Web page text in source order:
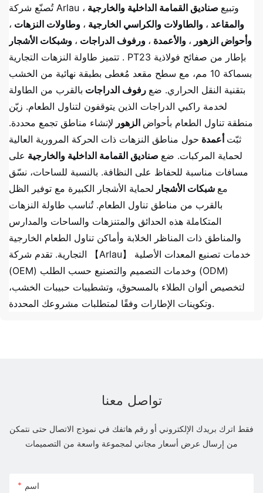
تُصنّع شركة Arlau وتبيع صناديق القمامة الداخلية والخارجية ،
والمقاعد ، والطاولات والكراسي الخارجية ، وطاولات النزهات ،
وأحواض الزهور ، والأعمدة ، ورفوف الدراجات ، وشبكات الأشجار
. تتميز طاولة النزهات التجارية PT23 بإطار من صفائح فولاذية
بسماكة 10 مم، مع سطح مقعد مُغطى بطبقة نهائية من الخشب
بتقنية النقل الحراري. ضع رفوف الدراجات بالقرب من الطاولة
لخدمة راكبي الدراجات الذين يتوقفون لتناول الطعام. زيّن
منطقة تناول الطعام بأحواض الزهور لإنشاء مناطق تجمع محددة.
ثبّت أعمدة حول مناطق النزهات ذات الحركة المرورية العالية
لحماية المركبات. ضع صناديق القمامة الداخلية والخارجية على
مسافات مناسبة للحفاظ على النظافة. بالنسبة للساحات، نسّق
مع شبكات الأشجار لحماية الأشجار الكبيرة مع توفير الظل
بالقرب من مناطق تناول الطعام. تُناسب طاولة النزهات
المتكاملة هذه الحدائق والمتنزهات والساحات والمدارس
والمناطق ذات المناظر الخلابة وأماكن تناول الطعام الخارجية
التجارية. تقدم شركة 【Arlau】 خدمات تصنيع المعدات الأصلية
(OEM) وخدمات التصميم والتصنيع حسب الطلب (ODM)
لتخصيص ألوان الطلاء بالمسحوق، وتشطيبات حبيبات الخشب،
وتكوينات الإطارات وفقًا لمتطلبات مشروعك المحددة.
تواصل معنا
فقط اترك بريدك الإلكتروني أو رقم هاتفك في نموذج الاتصال حتى نتمكن
من إرسال عرض أسعار مجاني لمجموعة واسعة من التصميمات
اسم